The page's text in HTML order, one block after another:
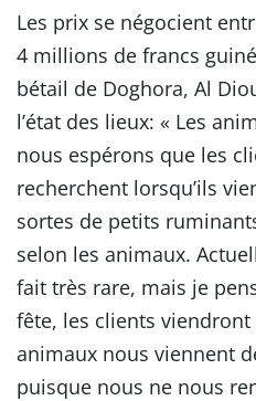
Les prix se négocient
4 millions de francs
bétail de Doghora, Al
l’état des lieux: « Les
nous espérons que les
recherchent lorsqu’ils
sortes de petits
selon les animaux.
fait très rare, mais je
fête, les clients
animaux nous viennent
puisque nous ne nous